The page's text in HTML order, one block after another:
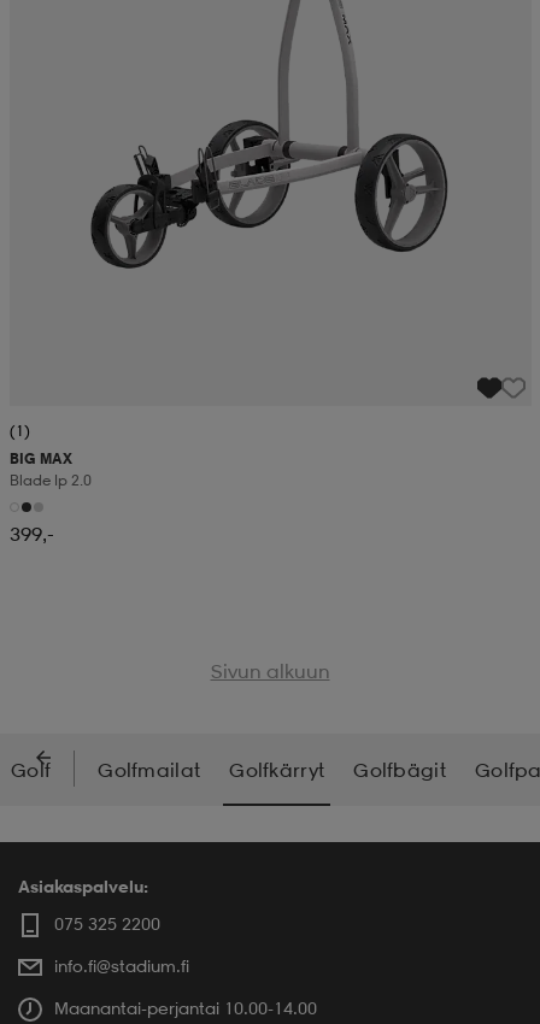
(1)
BIG MAX
Blade Ip 2.0
399,-
Sivun alkuun
Golf Golfmailat Golfkärryt Golfbägit
Asiakaspalvelu:
075 325 2200
info.fi@stadium.fi
Maanantai-perjantai 10.00-14.00